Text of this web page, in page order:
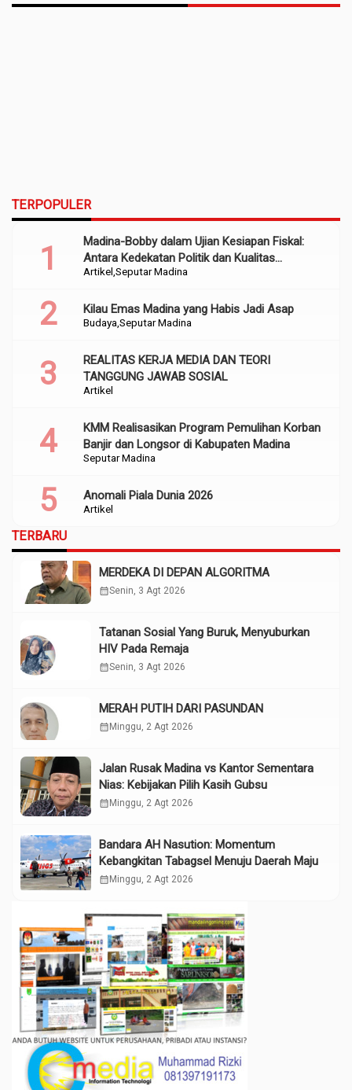
TERPOPULER
Artikel Seputar Madina
Madina-Bobby dalam Ujian Kesiapan Fiskal:
Antara Kedekatan Politik dan Kualitas
Perencanaan
Budaya Seputar Madina
Kilau Emas Madina yang Habis Jadi Asap
Artikel
REALITAS KERJA MEDIA DAN TEORI
TANGGUNG JAWAB SOSIAL
Seputar Madina
KMM Realisasikan Program Pemulihan Korban
Banjir dan Longsor di Kabupaten Madina
Artikel
Anomali Piala Dunia 2026
TERBARU
MERDEKA DI DEPAN ALGORITMA
calendar_monthSenin, 3 Agt 2026
Tatanan Sosial Yang Buruk, Menyuburkan
HIV Pada Remaja
calendar_monthSenin, 3 Agt 2026
MERAH PUTIH DARI PASUNDAN
calendar_month Minggu, 2 Agt 2026
Jalan Rusak Madina vs Kantor Sementara
Nias: Kebijakan Pilih Kasih Gubsu
calendar_month Minggu, 2 Agt 2026
Bandara AH Nasution: Momentum
Kebangkitan Tabagsel Menuju Daerah Maju
calendar_month Minggu, 2 Agt 2026